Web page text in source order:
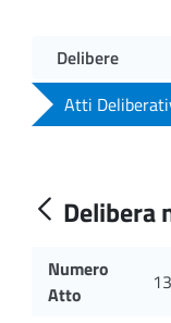
Delibere
Atti
Delibera
Numero
Atto